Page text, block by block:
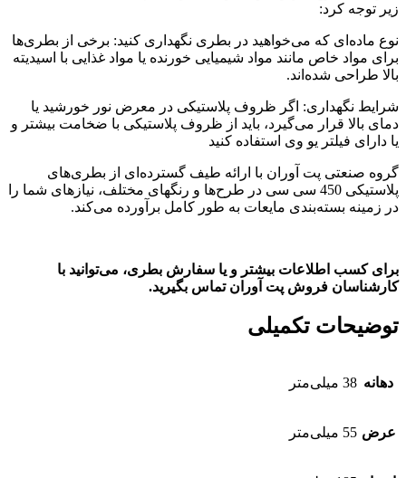
زیر توجه کرد:
نوع ماده‌ای که می‌خواهید در بطری نگهداری کنید: برخی از بطری‌ها
برای مواد خاص مانند مواد شیمیایی خورنده یا مواد غذایی با اسیدیته
بالا طراحی شده‌اند.
شرایط نگهداری: اگر ظروف پلاستیکی در معرض نور خورشید یا
دمای بالا قرار می‌گیرد، باید از ظروف پلاستیکی با ضخامت بیشتر و
یا دارای فیلتر یو وی استفاده کنید
گروه صنعتی پت آوران با ارائه طیف گسترده‌ای از بطری‌های
پلاستیکی 450 سی سی در طرح‌ها و رنگهای مختلف، نیازهای شما را
در زمینه بسته‌بندی مایعات به طور کامل برآورده می‌کند.
برای کسب اطلاعات بیشتر و یا سفارش بطری، می‌توانید با
کارشناسان فروش پت آوران تماس بگیرید.
توضیحات تکمیلی
دهانه‌ 38 میلی‌متر
عرض 55 میلی‌متر